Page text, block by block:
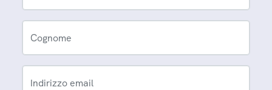
Cognome
Indirizzo email